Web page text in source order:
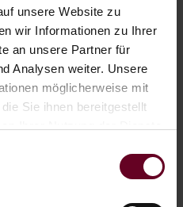
unsere Website zu
wir Informationen zu Ihrer
an unsere Partner für
Analysen weiter. Unsere
möglicherweise mit
Sie ihnen bereitgestellt
you your
You will receive an